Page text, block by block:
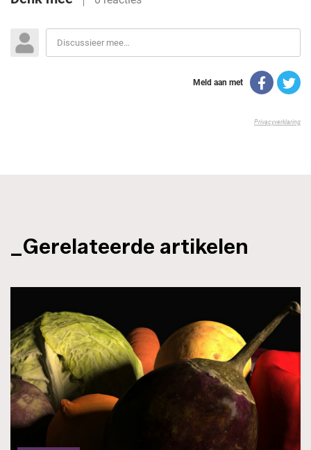
_Gerelateerde artikelen